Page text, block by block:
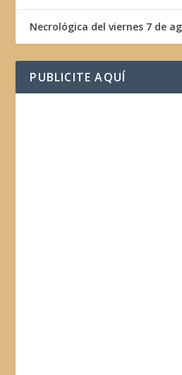
Necrológica del viernes 7 de
PUBLICITE AQUÍ